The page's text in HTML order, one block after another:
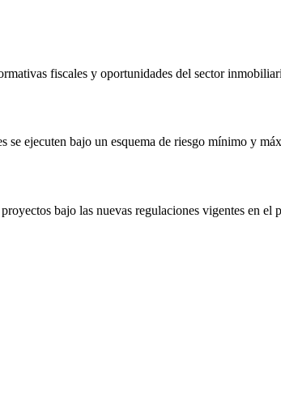
fiscales y oportunidades del sector
ejecuten bajo un esquema de riesgo mínimo y
bajo las nuevas regulaciones vigentes en el